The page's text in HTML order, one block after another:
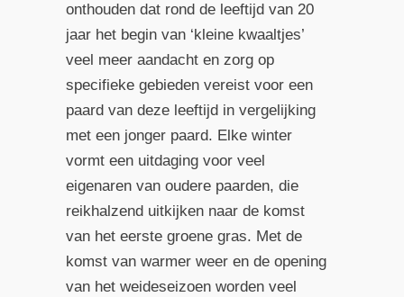
onthouden dat rond de leeftijd van 20
jaar het begin van ‘kleine kwaaltjes’
veel meer aandacht en zorg op
specifieke gebieden vereist voor een
paard van deze leeftijd in vergelijking
met een jonger paard. Elke winter
vormt een uitdaging voor veel
eigenaren van oudere paarden, die
reikhalzend uitkijken naar de komst
van het eerste groene gras. Met de
komst van warmer weer en de opening
van het weideseizoen worden veel